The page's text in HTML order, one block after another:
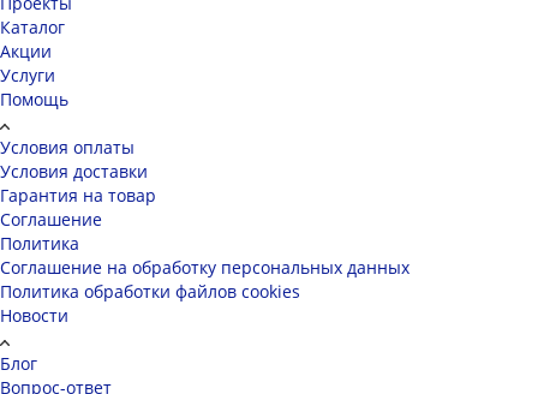
Каталог
Акции
Услуги
Помощь
Условия оплаты
Условия доставки
Гарантия на товар
Соглашение
Политика
Соглашение на обработку персональных данных
Политика обработки файлов cookies
Новости
Блог
Вопрос-ответ